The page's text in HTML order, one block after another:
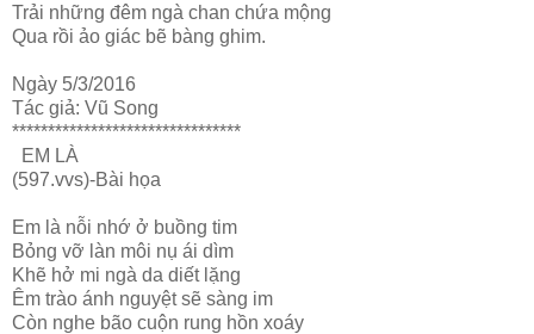
Trải những đêm ngà chan chứa mộng
Qua rồi ảo giác bẽ bàng ghim.
Ngày 5/3/2016
Tác giả: Vũ Song
********************************
EM LÀ
(597.vvs)-Bài họa
Em là nỗi nhớ ở buồng tim
Bỏng vỡ làn môi nụ ái dìm
Khẽ hở mi ngà da diết lặng
Êm trào ánh nguyệt sẽ sàng im
Còn nghe bão cuộn rung hồn xoáy